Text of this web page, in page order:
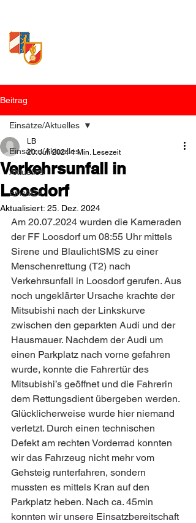
Beitrag
Einsätze/Aktuelles
Aktuelles
Einsätze
Einsätze/Aktuelles
Verkehrsunfall in
Loosdorf
LB
20. Juli 2024 1 Min. Lesezeit
Aktualisiert: 25. Dez. 2024
Am 20.07.2024 wurden die Kameraden
der FF Loosdorf um 08:55 Uhr mittels
Sirene und BlaulichtSMS zu einer
Menschenrettung (T2) nach
Verkehrsunfall in Loosdorf gerufen. Aus
noch ungeklärter Ursache krachte der
Mitsubishi nach der Linkskurve
zwischen den geparkten Audi und der
Hausmauer. Nachdem der Audi um
einen Parkplatz nach vorne gefahren
wurde, konnte die Fahrertür des
Mitsubishi’s geöffnet und die Fahrerin
dem Rettungsdient übergeben werden.
Glücklicherweise wurde hier niemand
verletzt. Durch einen technischen
Defekt am rechten Vorderrad konnten
wir das Fahrzeug nicht mehr vom
Gehsteig runterfahren, sondern
mussten es mittels Kran auf den
Parkplatz heben. Nach ca. 45min
konnten wir unsere Einsatzbereitschaft